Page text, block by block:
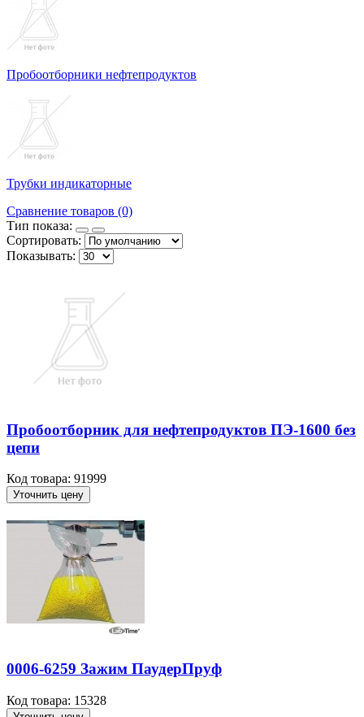
Пробоотборники нефтепродуктов
Трубки индикаторные
Сравнение товаров (0)
Тип показа:
Сортировать:
Показывать:
Пробоотборник для нефтепродуктов ПЭ-1600 без
цепи
Код товара: 91999
Уточнить цену
0006-6259 Зажим ПаудерПруф
Код товара: 15328